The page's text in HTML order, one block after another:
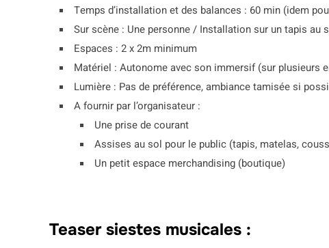
Temps d’installation et des balances : 60 min (idem
Sur scène : Une personne / Installation sur un tapis au
Espaces : 2 x 2m minimum
Matériel : Autonome avec son immersif (sur plusieurs
Lumière : Pas de préférence, ambiance tamisée si
A fournir par l’organisateur :
Une prise de courant
Assises au sol pour le public (tapis, matelas,
Un petit espace merchandising (boutique)
Teaser siestes musicales :